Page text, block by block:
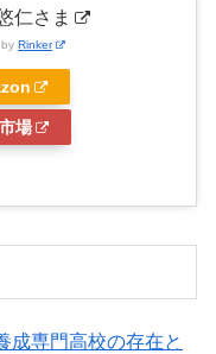
仁さま
Rinker
場
成専門高校の存在と